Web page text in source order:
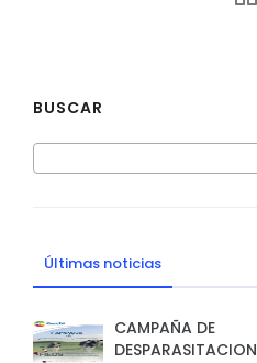
BUSCAR
Últimas noticias
CAMPAÑA DE
DESPARASITACION